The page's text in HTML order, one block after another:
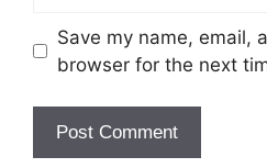
Save my name, email,
browser for the next